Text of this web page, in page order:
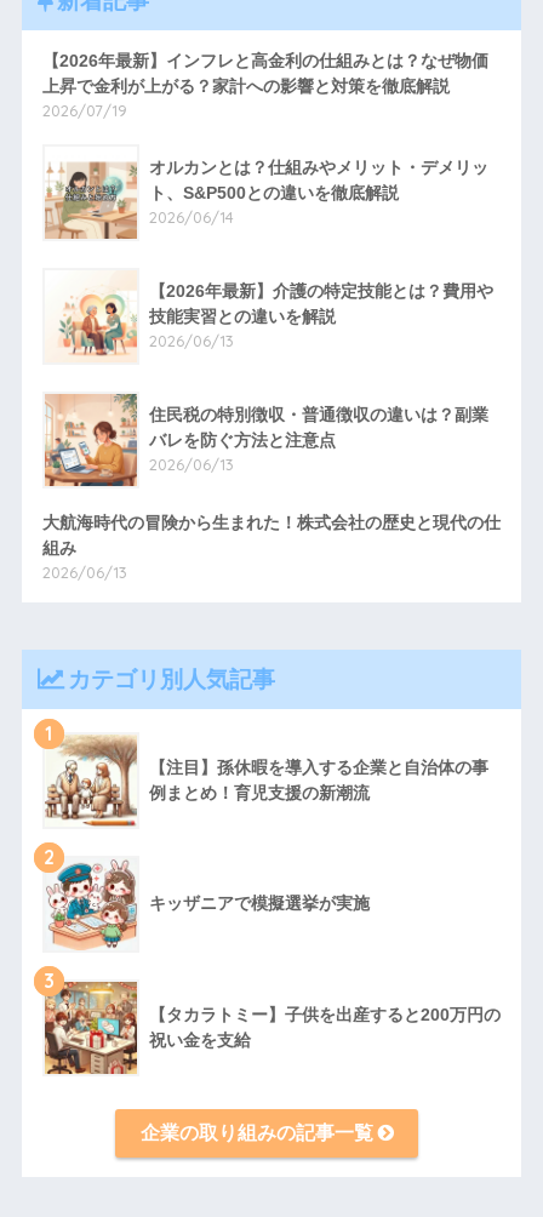
【2026年最新】インフレと高金利の仕組みとは？なぜ物価
上昇で金利が上がる？家計への影響と対策を徹底解説
2026/07/19
オルカンとは？仕組みやメリット・デメリッ
ト、S&P500との違いを徹底解説
2026/06/14
【2026年最新】介護の特定技能とは？費用や
技能実習との違いを解説
2026/06/13
住民税の特別徴収・普通徴収の違いは？副業
バレを防ぐ方法と注意点
2026/06/13
大航海時代の冒険から生まれた！株式会社の歴史と現代の仕
組み
2026/06/13
カテゴリ別人気記事
1
【注目】孫休暇を導入する企業と自治体の事
例まとめ！育児支援の新潮流
2
キッザニアで模擬選挙が実施
3
【タカラトミー】子供を出産すると200万円の
祝い金を支給
企業の取り組みの記事一覧